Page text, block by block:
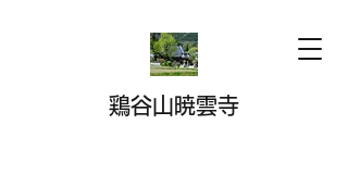
鶏谷山暁雲寺